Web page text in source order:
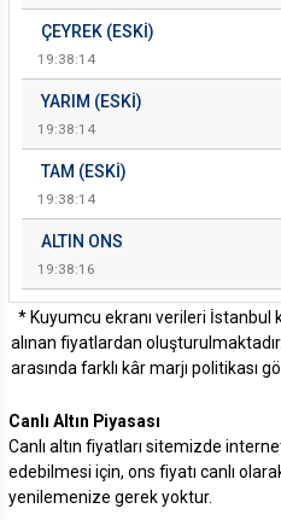
ÇEYREK (ESKI)
19:38:14
YARIM (ESKI)
19:38:14
TAM (ESKI)
19:38:14
ALTIN ONS
19:38:16
* Kuyumcu ekranı verileri İstanbul
alınan fiyatlardan
arasında farklı kâr marjı politikası
Canlı Altın Piyasası
Canlı altın fiyatları sitemizde internet
edebilmesi için, ons fiyatı canlı
yenilemenize gerek yoktur.